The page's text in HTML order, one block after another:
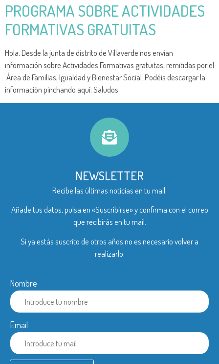
PROGRAMA SOBRE ACTIVIDADES
FORMATIVAS GRATUITAS
Hola, Desde la junta de distrito de Villaverde nos envían
información sobre Actividades Formativas gratuitas, remitidas por el
Área de Familias, Igualdad y Bienestar Social. Podéis descargar la
información pinchando aquí. Saludos
NEWSLETTER
Recibe las últimas noticias en tu mail.
Añade tus datos, pulsa en «Suscribirse» y confirma con el correo
que recibirás en tu mail.
Si ya estás suscrito de otros años no es necesario volver a
realizarlo.
Nombre
Email